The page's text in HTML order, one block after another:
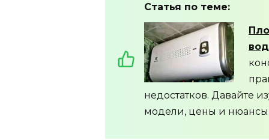
Статья по теме:
недостатков. Давайте
модели, цены и нюансы